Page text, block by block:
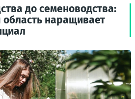
до семеноводства:
область наращивает